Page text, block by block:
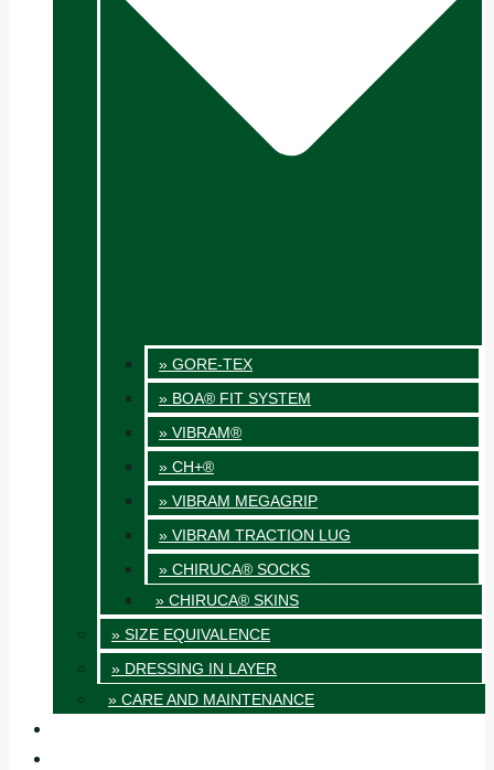
» GORE-TEX
» BOA® FIT SYSTEM
» VIBRAM®
» CH+®
» VIBRAM MEGAGRIP
» VIBRAM TRACTION LUG
» CHIRUCA® SOCKS
» CHIRUCA® SKINS
» SIZE EQUIVALENCE
» DRESSING IN LAYER
» CARE AND MAINTENANCE